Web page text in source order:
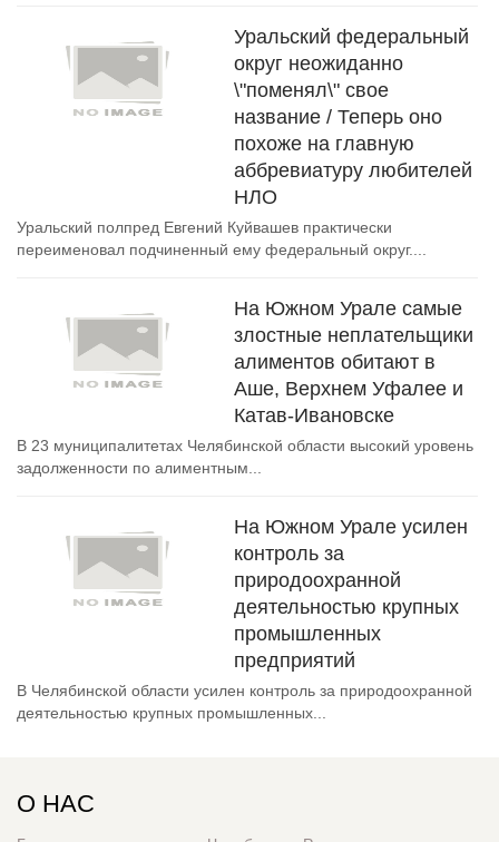
Уральский федеральный
округ неожиданно
\"поменял\" свое
название / Теперь оно
похоже на главную
аббревиатуру любителей
НЛО
Уральский полпред Евгений Куйвашев практически
переименовал подчиненный ему федеральный округ....
На Южном Урале самые
злостные неплательщики
алиментов обитают в
Аше, Верхнем Уфалее и
Катав-Ивановске
В 23 муниципалитетах Челябинской области высокий уровень
задолженности по алиментным...
На Южном Урале усилен
контроль за
природоохранной
деятельностью крупных
промышленных
предприятий
В Челябинской области усилен контроль за природоохранной
деятельностью крупных промышленных...
О НАС